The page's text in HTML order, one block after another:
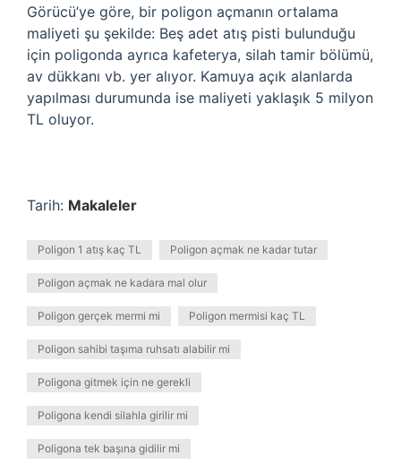
Görücü’ye göre, bir poligon açmanın ortalama
maliyeti şu şekilde: Beş adet atış pisti bulunduğu
için poligonda ayrıca kafeterya, silah tamir bölümü,
av dükkanı vb. yer alıyor. Kamuya açık alanlarda
yapılması durumunda ise maliyeti yaklaşık 5 milyon
TL oluyor.
Tarih: Makaleler
Poligon 1 atış kaç TL Poligon açmak ne kadar tutar
Poligon açmak ne kadara mal olur
Poligon gerçek mermi mi Poligon mermisi kaç TL
Poligon sahibi taşıma ruhsatı alabilir mi
Poligona gitmek için ne gerekli
Poligona kendi silahla girilir mi
Poligona tek başına gidilir mi